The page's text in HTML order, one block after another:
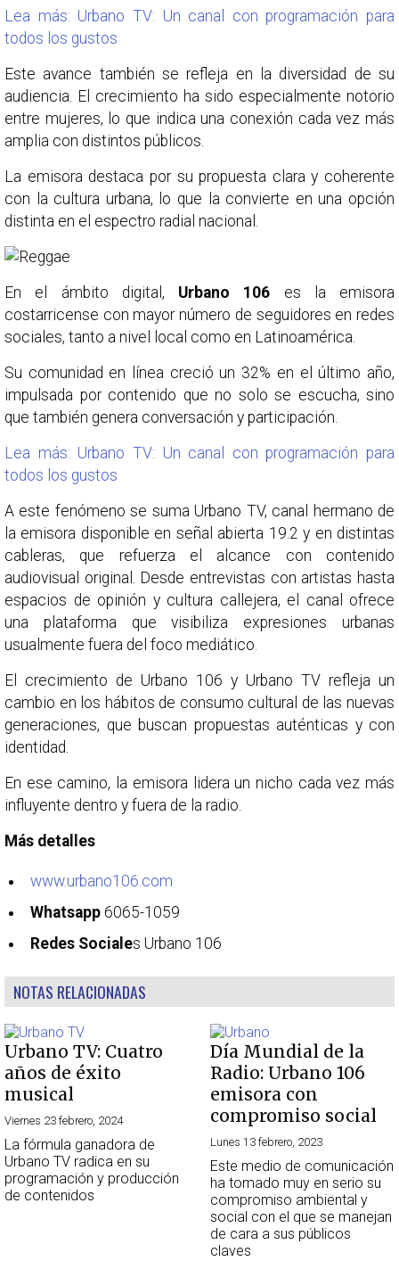
Lea más: Urbano TV: Un canal con programación para
todos los gustos
Este avance también se refleja en la diversidad de su
audiencia. El crecimiento ha sido especialmente notorio
entre mujeres, lo que indica una conexión cada vez más
amplia con distintos públicos.
La emisora destaca por su propuesta clara y coherente
con la cultura urbana, lo que la convierte en una opción
distinta en el espectro radial nacional.
En el ámbito digital, Urbano 106 es la emisora
costarricense con mayor número de seguidores en redes
sociales, tanto a nivel local como en Latinoamérica.
Su comunidad en línea creció un 32% en el último año,
impulsada por contenido que no solo se escucha, sino
que también genera conversación y participación.
Lea más: Urbano TV: Un canal con programación para
todos los gustos
A este fenómeno se suma Urbano TV, canal hermano de
la emisora disponible en señal abierta 19.2 y en distintas
cableras, que refuerza el alcance con contenido
audiovisual original. Desde entrevistas con artistas hasta
espacios de opinión y cultura callejera, el canal ofrece
una plataforma que visibiliza expresiones urbanas
usualmente fuera del foco mediático.
El crecimiento de Urbano 106 y Urbano TV refleja un
cambio en los hábitos de consumo cultural de las nuevas
generaciones, que buscan propuestas auténticas y con
identidad.
En ese camino, la emisora lidera un nicho cada vez más
influyente dentro y fuera de la radio.
Más detalles
www.urbano106.com
Whatsapp6065-1059
Redes Sociales Urbano 106
NOTAS RELACIONADAS
Urbano TV: Cuatro
años de éxito
musical
Viernes 23 febrero, 2024
La fórmula ganadora de
Urbano TV radica en su
programación y producción
de contenidos
Día Mundial de la
Radio: Urbano 106
emisora con
compromiso social
Lunes 13 febrero, 2023
Este medio de comunicación
ha tomado muy en serio su
compromiso ambiental y
social con el que se manejan
de cara a sus públicos
claves